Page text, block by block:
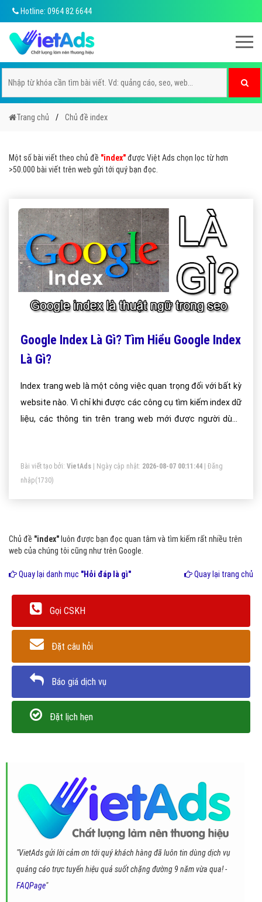
Hotline: 0964 82 6644
Trang chủ Chủ đề index
Một số bài viết theo chủ đề "index"được Việt Ads chọn lọc từ hơn
>50.000 bài viết trên web gửi tới quý bạn đọc.
Google Index Là Gì? Tìm Hiểu Google Index
Là Gì?
Index trang web là một công việc quan trọng đối với bất kỳ
website nào. Vì chỉ khi được các công cụ tìm kiếm index dữ
liệu, các thông tin trên trang web mới được người dùng
Bài viết tạo bởi: VietAds | Ngày cập nhật: 2026-08-07 00:11:44
Đăng
nhập(1730)
Chủ đề "index" luôn được bạn đọc quan tâm và tìm kiếm rất nhiều trên
web của chúng tôi cũng như trên Google.
Quay lại danh mục "Hỏi đáp là gì" Quay lại trang chủ
Gọi CSKH
Đặt câu hỏi
Báo giá dịch vụ
Đặt lịch hẹn
"VietAds gửi lời cảm ơn tới quý khách hàng đã luôn tin dùng dịch vụ
quảng cáo trực tuyến hiệu quả suốt chặng đường 9 năm vừa qua! -
FAQPage"